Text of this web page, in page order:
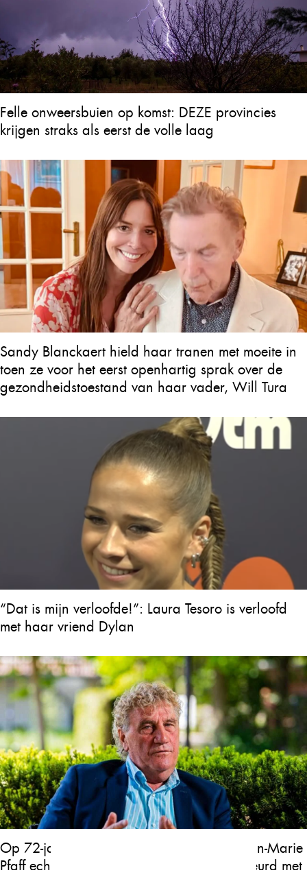
Felle onweersbuien op komst: DEZE provincies
krijgen straks als eerst de volle laag
Sandy Blanckaert hield haar tranen met moeite in
toen ze voor het eerst openhartig sprak over de
gezondheidstoestand van haar vader, Will Tura
“Dat is mijn verloofde!”: Laura Tesoro is verloofd
met haar vriend Dylan
Op 72-jarige leeftijd is de tragedie van Jean-Marie
Pfaff echt hartverscheurend. Wat is er gebeurd met